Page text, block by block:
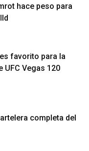
hace peso para
favorito para la
UFC Vegas 120
completa del